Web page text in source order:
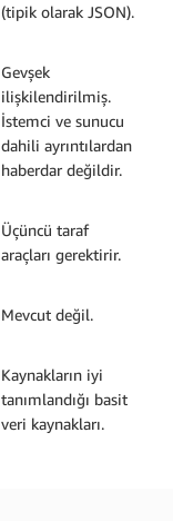
(tipik olarak JSON).
Gevşek
ilişkilendirilmiş.
İstemci ve sunucu
dahili ayrıntılardan
haberdar değildir.
Üçüncü taraf
araçları gerektirir.
Mevcut değil.
Kaynakların iyi
tanımlandığı basit
veri kaynakları.